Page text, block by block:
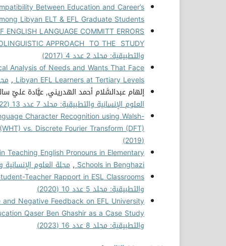
Between Education and Career’s
Libyan ELT & EFL Graduate Students
ENGLISH LANGUAGE COMMITT ERRORS
APPROACH TO THE STUDY
والتطبيقية: مجلد 2 عدد 4 (2017)
Analysis of Needs and Wants That Face
Libyan EFL Learners at Tertiary Levels
,
إلهام عبدالسَّلام أحمد الهدريني, عيَّادة عليّ
العلوم الإنسانية والتطبيقية: مجلد 7 عدد 13 (2022)
Character Recognition using Walsh-
vs. Discrete Fourier Transform (DFT)
(2019)
English Pronouns in Elementary
Schools in Benghazi
, مجلة العلوم الإنسانية
Teacher Rapport in ESL Classrooms
والتطبيقية: مجلد 5 عدد 10 (2020)
Negative Feedback on EFL University
Qaser Ben Ghashir as a Case Study
والتطبيقية: مجلد 8 عدد 16 (2023)